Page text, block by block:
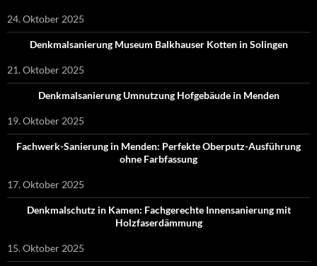
24. Oktober 2025
Denkmalsanierung Museum Balkhauser Kotten in Solingen
21. Oktober 2025
Denkmalsanierung Umnutzung Hofgebäude in Menden
19. Oktober 2025
Fachwerk-Sanierung in Menden: Perfekte Oberputz-Ausführung
ohne Farbfassung
17. Oktober 2025
Denkmalschutz in Kamen: Fachgerechte Innensanierung mit
Holzfaserdämmung
15. Oktober 2025